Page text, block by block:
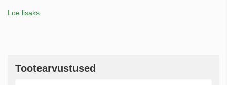
Loe lisaks
Tootearvustused